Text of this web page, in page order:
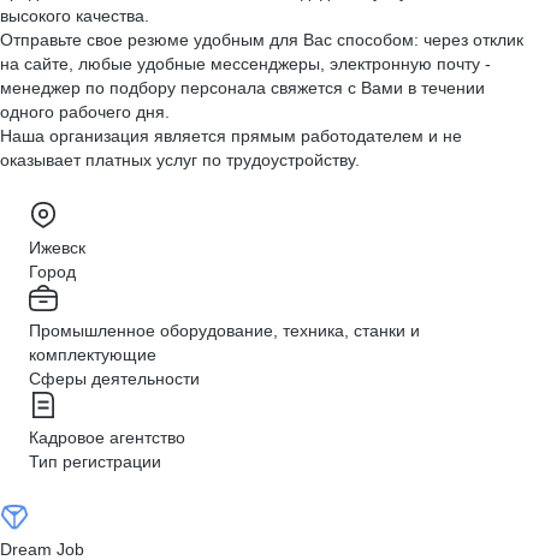
высокого качества.
Отправьте свое резюме удобным для Вас способом: через отклик
на сайте, любые удобные мессенджеры, электронную почту -
менеджер по подбору персонала свяжется с Вами в течении
одного рабочего дня.
Наша организация является прямым работодателем и не
оказывает платных услуг по трудоустройству.
Ижевск
Город
Промышленное оборудование, техника, станки и
комплектующие
Сферы деятельности
Кадровое агентство
Тип регистрации
Dream Job